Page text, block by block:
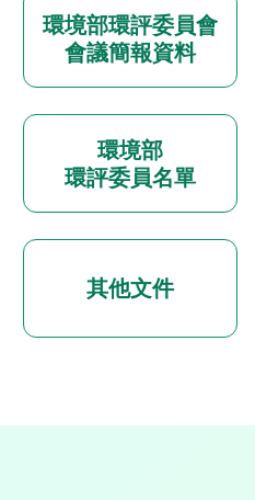
環境部環評委員會
會議簡報資料
環境部
環評委員名單
其他文件